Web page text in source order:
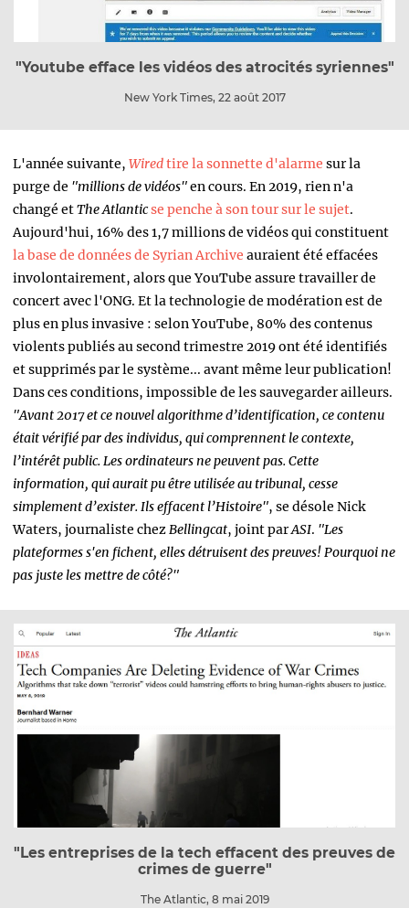
"Youtube efface les vidéos des atrocités syriennes"
New York Times, 22 août 2017
L'année suivante, Wiredtire la sonnette d'alarme sur la
purge de "millions de vidéos"en cours. En 2019, rien n'a
changé etThe Atlanticse penche à son tour sur le sujet.
Aujourd'hui, 16% des 1,7 millions de vidéos qui constituent
la base de données de Syrian Archive auraient été effacées
involontairement, alors que YouTube assure travailler de
concert avec l'ONG. Et la technologie de modération est de
plus en plus invasive : selon YouTube, 80% des contenus
violents publiés au second trimestre 2019 ont été identifiés
et supprimés par le système... avant même leur publication!
Dans ces conditions, impossible de les sauvegarder ailleurs.
"Avant 2017 et ce nouvel algorithme d’identification, ce contenu
était vérifié par des individus, qui comprennent le contexte,
l’intérêt public. Les ordinateurs ne peuvent pas. Cette
information, qui aurait pu être utilisée au tribunal, cesse
simplement d’exister. Ils effacent l’Histoire", se désole Nick
Waters, journaliste chezBellingcat, joint parASI. "Les
plateformes s'en fichent, elles détruisent des preuves! Pourquoi ne
pas juste les mettre de côté?"
"Les entreprises de la tech effacent des preuves de
crimes de guerre"
The Atlantic, 8 mai 2019